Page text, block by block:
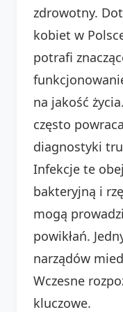
zdrowotny.
kobiet w
potrafi
na jakość
często
diagnostyki
Infekcje te
bakteryjną i
mogą
powikłań.
narządów
Wczesne
kluczowe.